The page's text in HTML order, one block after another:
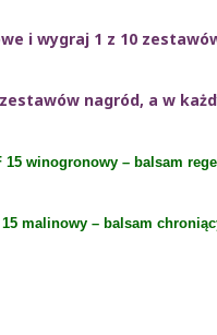
i wygraj 1 z 10
nagród, a w
winogronowy – balsam
malinowy – balsam